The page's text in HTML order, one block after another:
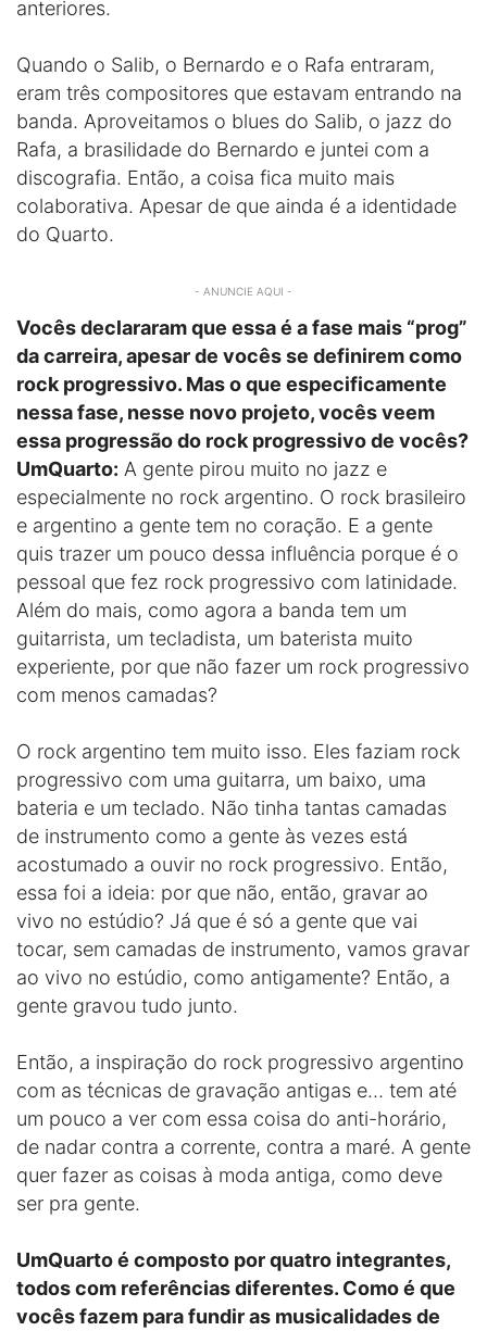
anteriores.
Quando o Salib, o Bernardo e o Rafa entraram,
eram três compositores que estavam entrando na
banda. Aproveitamos o blues do Salib, o jazz do
Rafa, a brasilidade do Bernardo e juntei com a
discografia. Então, a coisa fica muito mais
colaborativa. Apesar de que ainda é a identidade
do Quarto.
- ANUNCIE AQUI -
Vocês declararam que essa é a fase mais “prog”
da carreira, apesar de vocês se definirem como
rock progressivo. Mas o que especificamente
nessa fase, nesse novo projeto, vocês veem
essa progressão do rock progressivo de vocês?
UmQuarto: A gente pirou muito no jazz e
especialmente no rock argentino. O rock brasileiro
e argentino a gente tem no coração. E a gente
quis trazer um pouco dessa influência porque é o
pessoal que fez rock progressivo com latinidade.
Além do mais, como agora a banda tem um
guitarrista, um tecladista, um baterista muito
experiente, por que não fazer um rock progressivo
com menos camadas?
O rock argentino tem muito isso. Eles faziam rock
progressivo com uma guitarra, um baixo, uma
bateria e um teclado. Não tinha tantas camadas
de instrumento como a gente às vezes está
acostumado a ouvir no rock progressivo. Então,
essa foi a ideia: por que não, então, gravar ao
vivo no estúdio? Já que é só a gente que vai
tocar, sem camadas de instrumento, vamos gravar
ao vivo no estúdio, como antigamente? Então, a
gente gravou tudo junto.
Então, a inspiração do rock progressivo argentino
com as técnicas de gravação antigas e… tem até
um pouco a ver com essa coisa do anti-horário,
de nadar contra a corrente, contra a maré. A gente
quer fazer as coisas à moda antiga, como deve
ser pra gente.
UmQuarto é composto por quatro integrantes,
todos com referências diferentes. Como é que
vocês fazem para fundir as musicalidades de